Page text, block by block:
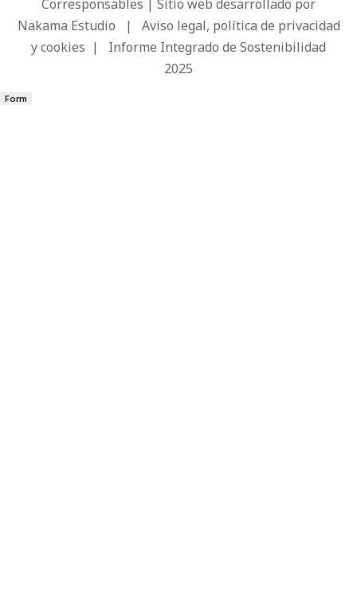
Corresponsables | Sitio web desarrollado por
Nakama Estudio | Aviso legal, política de privacidad
y cookies | Informe Integrado de Sostenibilidad
2025
Form